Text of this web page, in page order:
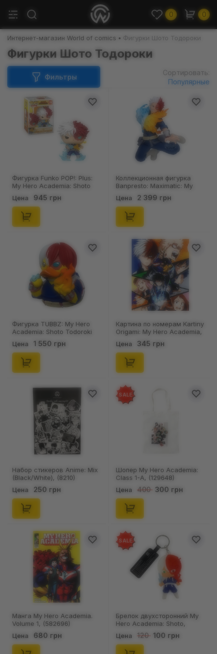
0 0
Интернет-магазин World of comics Фигурки Шото Тодороки
Фигурки Шото Тодороки
Фильтры
Сортировать:
Популярные
Фигурка Funko POP!: Plus:
My Hero Academia: Shoto
Todoroki, (90597)
Цена 945 грн
Коллекционная фигурка
Banpresto: Maximatic: My
Hero Academia: Shoto
Todoroki, (93746)
Цена 2 399 грн
Фигурка TUBBZ: My Hero
Academia: Shoto Todoroki
(First Edition), (459040)
Цена 1 550 грн
Картина по номерам Kartiny
Origami: My Hero Academia,
Цена 345 грн
Набор стикеров Anime: Mix
(Black/White), (8210)
Цена 250 грн
SALE
Шопер My Hero Academia:
Class 1-A, (129648)
Цена 400 300 грн
Манга My Hero Academia.
Volume 1, (582696)
Цена 680 грн
SALE
Брелок двухсторонний My
Hero Academia: Shoto,
Цена 120 100 грн